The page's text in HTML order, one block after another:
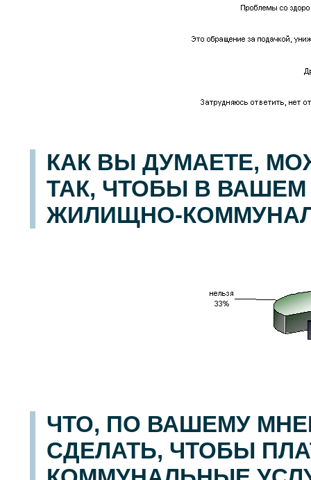
КАК ВЫ ДУМАЕТЕ,
ТАК, ЧТОБЫ В ВАШЕМ
ЖИЛИЩНО-
ЧТО, ПО ВАШЕМУ
СДЕЛАТЬ, ЧТОБЫ